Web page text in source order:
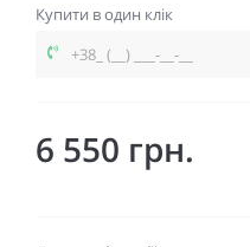
Купити в один клік
6 550 грн.